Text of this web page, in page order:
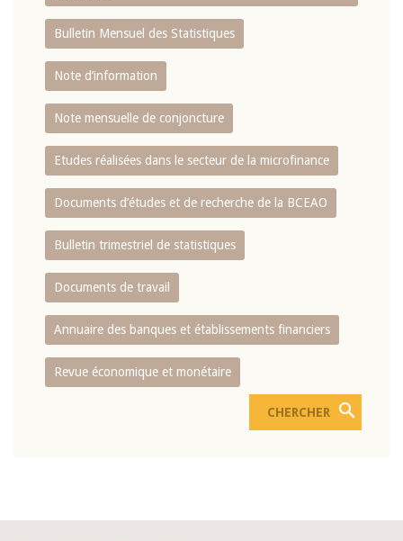
Bulletin Mensuel des Statistiques
Note d’information
Note mensuelle de conjoncture
Etudes réalisées dans le secteur de la microfinance
Documents d’études et de recherche de la BCEAO
Bulletin trimestriel de statistiques
Documents de travail
Annuaire des banques et établissements financiers
Revue économique et monétaire